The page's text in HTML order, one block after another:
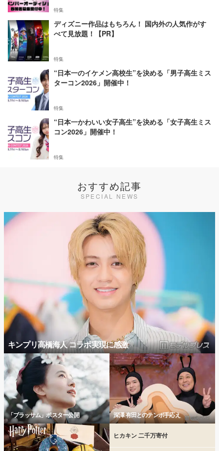
特集
ディズニー作品はもちろん！ 国内外の人気作がす
べて見放題！【PR】
特集
“日本一のイケメン高校生”を決める「男子高生ミス
ターコン2026」開催中！
特集
“日本一かわいい女子高生”を決める「女子高生ミス
コン2026」開催中！
特集
おすすめ記事
SPECIAL NEWS
キンプリ高橋海人 コラボ実現に感激
「ブラッサム」ポスター公開 深澤 有田とのテンポ手応え
ヒカキン 二千万寄付